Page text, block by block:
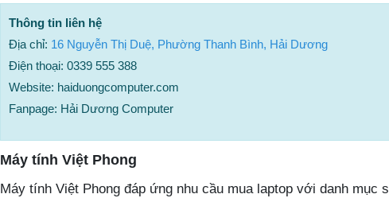
Thông tin liên hệ
Địa chỉ: 16 Nguyễn Thị Duệ, Phường Thanh Bình, Hải Dương
Điện thoại: 0339 555 388
Website: haiduongcomputer.com
Fanpage: Hải Dương Computer
Máy tính Việt Phong
Máy tính Việt Phong đáp ứng nhu cầu mua laptop với danh mục